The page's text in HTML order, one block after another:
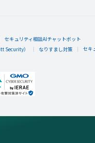
セキュリティ相談AIチャットボット
Security） なりすまし対策 セキ